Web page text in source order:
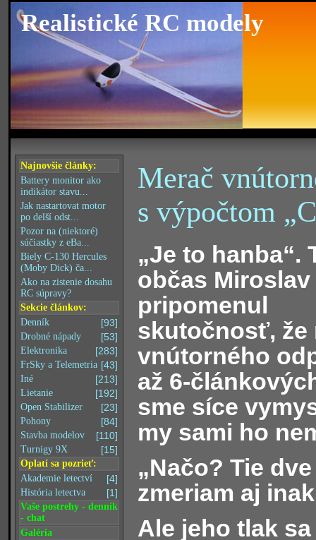
Realistické RC modely
Najnovšie články:
Battery monitor ako
indikátor stavu...
Jak nastartovat motor
po delší odst...
Pozor na (niektoré)
súčiastky z eBa...
Biely C-130 Hercules
(Moby Dick) ča...
Ako na zistenie dosahu
RC súpravy?
Sekcie článkov:
[93]
Denník
[53]
Drobné nápady
[283]
Elektronika
[43]
FrSky a Telemetria
[213]
Iné
[192]
Lietanie
[23]
Open Stabilizer
[84]
Pohony
[110]
Stavba modelov
[15]
Turnigy 9X
Oplatí sa pozrieť:
[4]
Akademie letectví
[1]
História letectva
Vaše postrehy - denník
- chat
Galéria
Merač
s výpočtom
„Je to hanba“.
občas Miroslav
pripomenul
skutočnosť, že
vnútorného
až 6-
sme síce
my sami ho
„Načo? Tie
zmeriam aj
Ale jeho tlak